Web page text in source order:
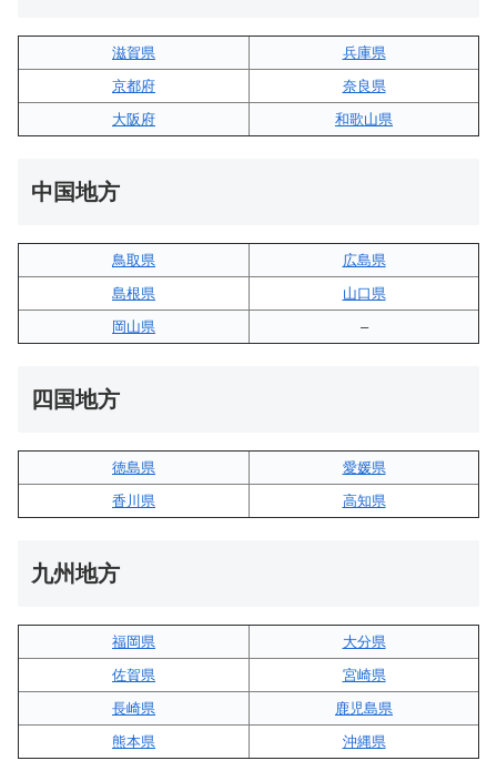
滋賀県
兵庫県
京都府
奈良県
大阪府
和歌山県
中国地方
鳥取県
広島県
島根県
山口県
岡山県
–
四国地方
徳島県
愛媛県
香川県
高知県
九州地方
福岡県
大分県
佐賀県
宮崎県
長崎県
鹿児島県
熊本県
沖縄県